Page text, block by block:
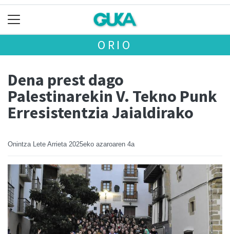
ORIO
Dena prest dago
Palestinarekin V. Tekno Punk
Erresistentzia Jaialdirako
Onintza Lete Arrieta 2025eko azaroaren 4a